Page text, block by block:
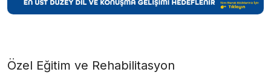
Özel Eğitim ve Rehabilitasyon